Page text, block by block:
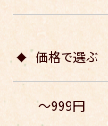
価格で選ぶ
〜999円